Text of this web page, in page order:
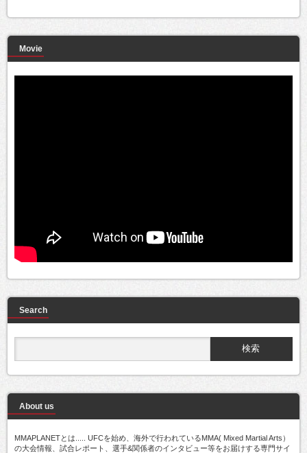
Movie
Search
About us
MMAPLANETとは..... UFCを始め、海外で行われているMMA( Mixed Martial Arts）
の大会情報、試合レポート、選手&関係者のインタビュー等をお届けする専門サイ